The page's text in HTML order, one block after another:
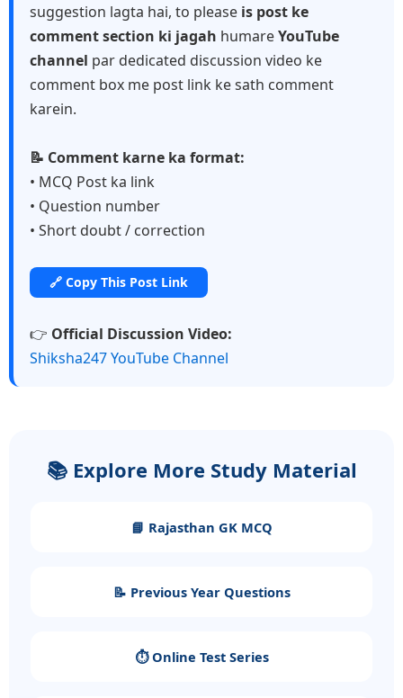
suggestion lagta hai, to please is post ke
comment section ki jagah humareYouTube
channel par dedicated discussion video ke
comment box me post link ke sath comment
karein.
📝 Comment karne ka format:
• MCQ Post ka link
• Question number
• Short doubt / correction
🔗 Copy This Post Link
👉 Official Discussion Video:
Shiksha247 YouTube Channel
📚 Explore More Study Material
📘 Rajasthan GK MCQ
📝 Previous Year Questions
⏱️ Online Test Series